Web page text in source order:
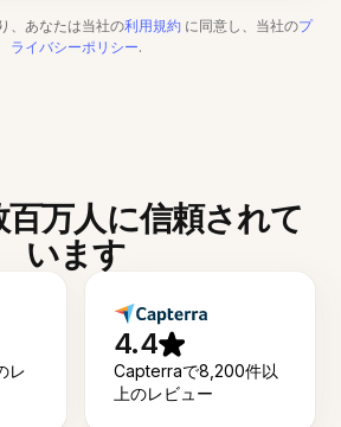
、あなたは当社の利用規約 に同意し、当社のプ
ライバシーポリシー.
万人に信頼されて
います
レ
4.4
Capterraで8,200件以
上のレビュー